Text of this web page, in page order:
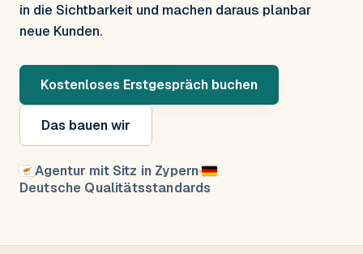
in die Sichtbarkeit und machen daraus planbar
neue Kunden.
Kostenloses Erstgespräch buchen
Das bauen wir
Agentur mit Sitz in Zypern·
Deutsche Qualitätsstandards